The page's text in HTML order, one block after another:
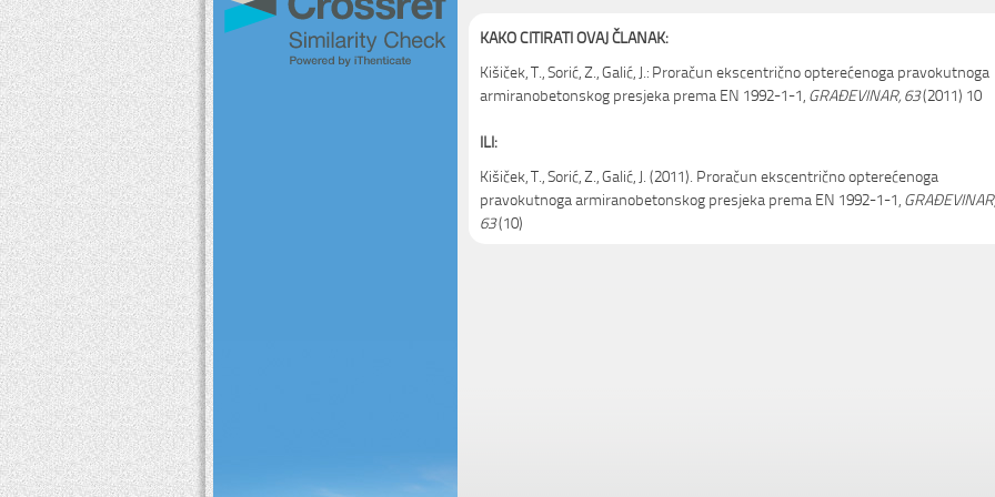
KAKO CITIRATI OVAJ ČLANAK:
Kišiček, T., Sorić, Z., Galić, J.: Proračun ekscentrično opterećenoga pravokutnoga
armiranobetonskog presjeka prema EN 1992-1-1, GRAĐEVINAR, 63(2011) 10
ILI:
Kišiček, T., Sorić, Z., Galić, J. (2011). Proračun ekscentrično opterećenoga
pravokutnoga armiranobetonskog presjeka prema EN 1992-1-1, GRAĐEVINAR,
63(10)